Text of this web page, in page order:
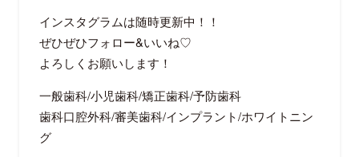
インスタグラムは随時更新中！！
ぜひぜひフォロー&いいね♡
よろしくお願いします！
一般歯科/小児歯科/矯正歯科/予防歯科
歯科口腔外科/審美歯科/インプラント/ホワイトニン
グ